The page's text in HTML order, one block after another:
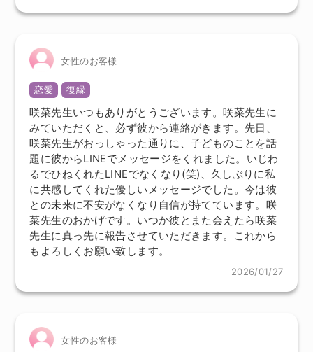
女性のお客様
恋愛 復縁
咲菜先生いつもありがとうございます。咲菜先生に
みていただくと、必ず彼から連絡がきます。先日、
咲菜先生がおっしゃった通りに、子どものことを話
題に彼からLINEでメッセージをくれました。いじわ
るでひねくれたLINEでなくなり(笑)、久しぶりに私
に共感してくれた優しいメッセージでした。今は彼
との未来に不安がなくなり自信が持てています。咲
菜先生のおかげです。いつか彼とまた会えたら咲菜
先生に真っ先に報告させていただきます。これから
もよろしくお願い致します。
2026/01/27
女性のお客様